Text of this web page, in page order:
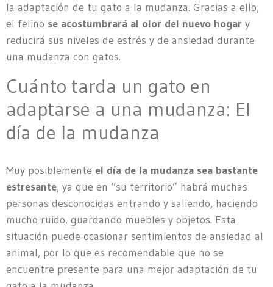
la adaptación de tu gato a la mudanza. Gracias a ello,
el felino se acostumbrará al olor del nuevo hogar y
reducirá sus niveles de estrés y de ansiedad durante
una mudanza con gatos.
Cuánto tarda un gato en
adaptarse a una mudanza: El
día de la mudanza
Muy posiblemente el día de la mudanza sea bastante
estresante, ya que en “su territorio” habrá muchas
personas desconocidas entrando y saliendo, haciendo
mucho ruido, guardando muebles y objetos. Esta
situación puede ocasionar sentimientos de ansiedad al
animal, por lo que es recomendable que no se
encuentre presente para una mejor adaptación de tu